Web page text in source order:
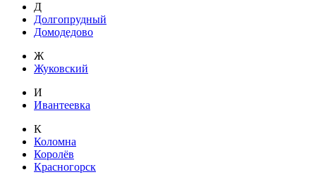
Д
Долгопрудный
Домодедово
Ж
Жуковский
И
Ивантеевка
К
Коломна
Королёв
Красногорск